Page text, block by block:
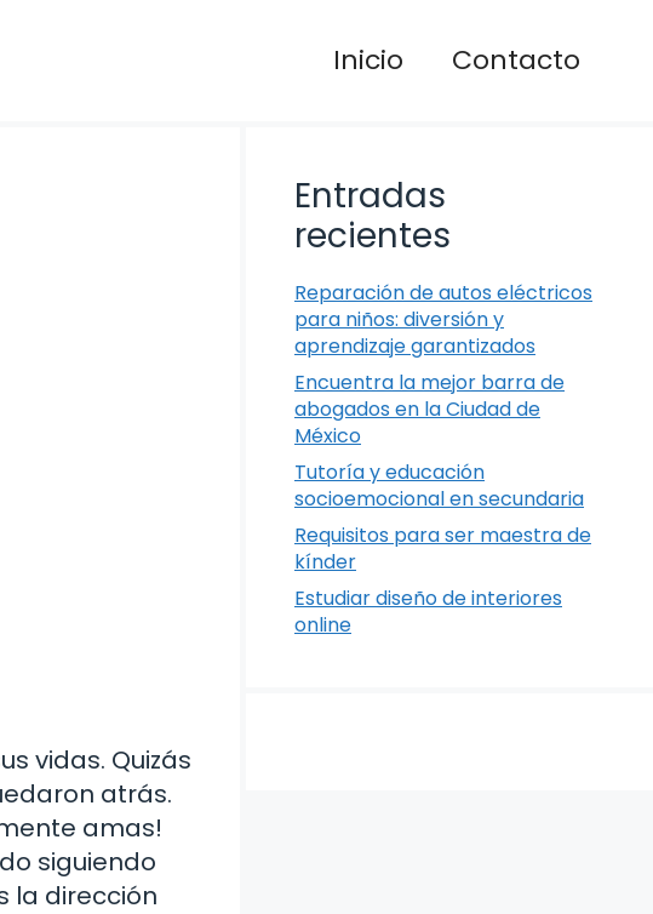
Inicio Contacto
vidas. Quizás
atrás.
amas!
siguiendo
la dirección
Entradas
recientes
Reparación de autos eléctricos
para niños: diversión y
aprendizaje garantizados
Encuentra la mejor barra de
abogados en la Ciudad de
México
Tutoría y educación
socioemocional en secundaria
Requisitos para ser maestra de
kínder
Estudiar diseño de interiores
online